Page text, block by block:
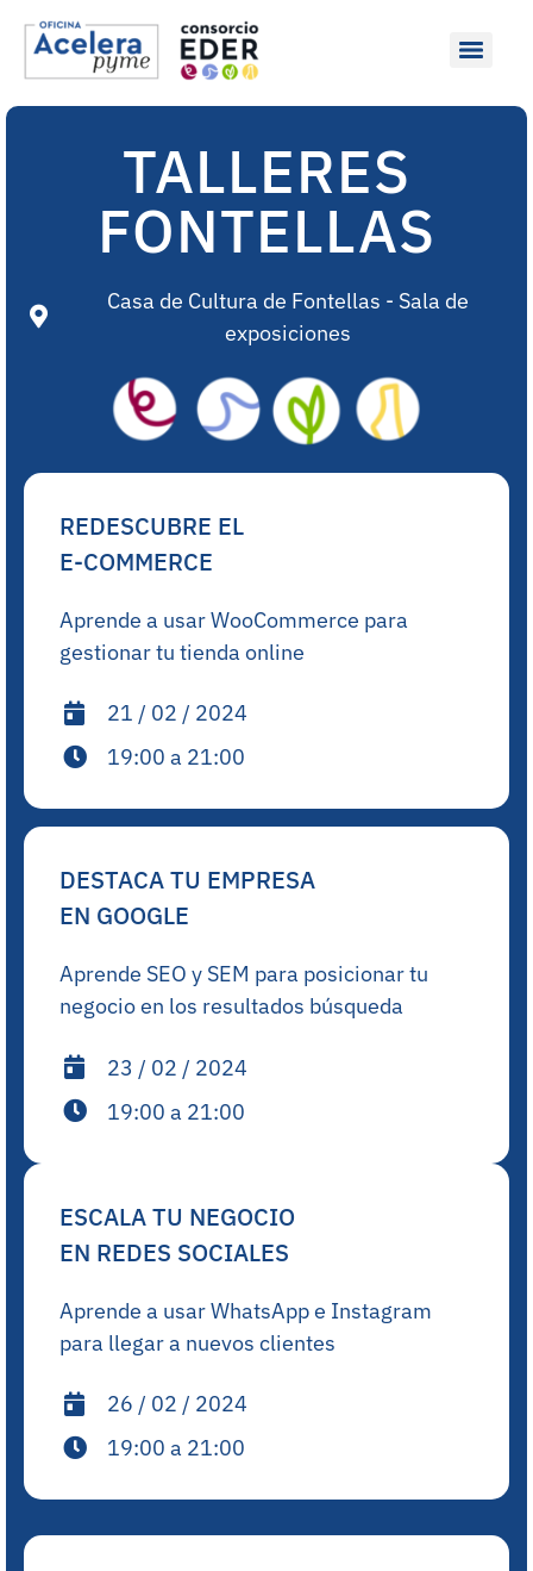
TALLERES
FONTELLAS
Casa de Cultura de Fontellas - Sala de
exposiciones
REDESCUBRE EL
E-COMMERCE
Aprende a usar WooCommerce para
gestionar tu tienda online
21 / 02 / 2024
19:00 a 21:00
DESTACA TU EMPRESA
EN GOOGLE
Aprende SEO y SEM para posicionar tu
negocio en los resultados búsqueda
23 / 02 / 2024
19:00 a 21:00
ESCALA TU NEGOCIO
EN REDES SOCIALES
Aprende a usar WhatsApp e Instagram
para llegar a nuevos clientes
26 / 02 / 2024
19:00 a 21:00